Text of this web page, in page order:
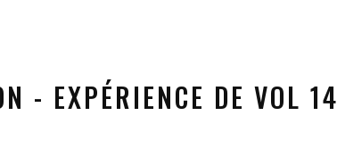
- EXPÉRIENCE DE VOL 14